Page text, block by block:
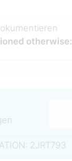
2JRT793